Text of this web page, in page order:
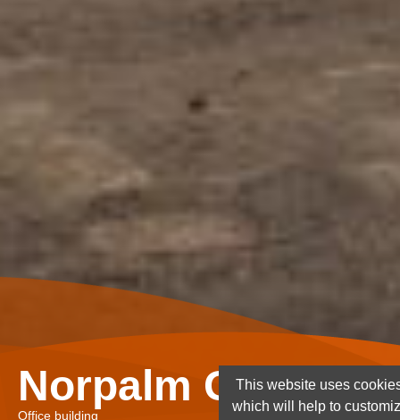
Norpalm Ghana
Office building
This website uses
which will help to